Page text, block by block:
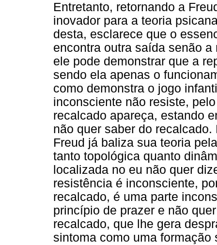
Entretanto, retornando a
inovador para a teoria
desta, esclarece que o
encontra outra saída senão
ele pode demonstrar que a
sendo ela apenas o
como demonstra o jogo
inconsciente não resiste,
recalcado apareça, estando
não quer saber do
Freud já baliza sua teoria
tanto topológica quanto
localizada no eu não quer
resistência é inconsciente,
recalcado, é uma parte
princípio de prazer e não
recalcado, que lhe gera
sintoma como uma